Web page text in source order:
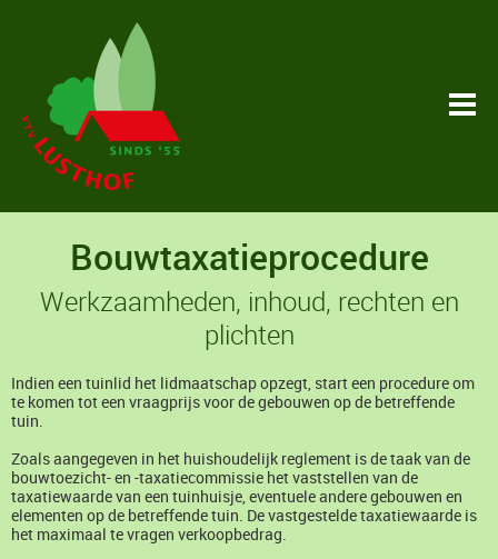
Bouwtaxatieprocedure
Werkzaamheden, inhoud, rechten en
plichten
Indien een tuinlid het lidmaatschap opzegt, start een procedure om
te komen tot een vraagprijs voor de gebouwen op de betreffende
tuin.
Zoals aangegeven in het huishoudelijk reglement is de taak van de
bouwtoezicht- en -taxatiecommissie het vaststellen van de
taxatiewaarde van een tuinhuisje, eventuele andere gebouwen en
elementen op de betreffende tuin. De vastgestelde taxatiewaarde is
het maximaal te vragen verkoopbedrag.